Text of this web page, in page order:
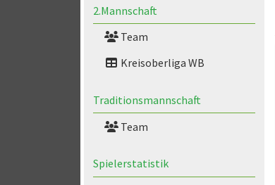
2.Mannschaft
Team
Kreisoberliga WB
Traditionsmannschaft
Team
Spielerstatistik